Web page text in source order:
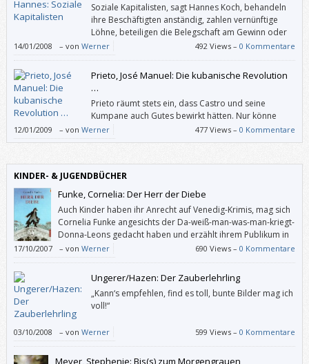
Soziale Kapitalisten, sagt Hannes Koch, behandeln
ihre Beschäftigten anständig, zahlen vernünftige
Löhne, beteiligen die Belegschaft am Gewinn oder
gehen sorgsam mit den natürlichen Ressourcen um.
Vor allem aber sind sie betriebswirtschaftlich erfolgreich, gerade weil
sie verantwortlich arbeiten – und nicht, obwohl sie höhere soziale und
ökologische Standards anwenden.
14/01/2008 – von Werner 492 Views –0 Kommentare
Prieto, José Manuel: Die kubanische Revolution
…
Prieto räumt stets ein, dass Castro und seine
Kumpane auch Gutes bewirkt hätten. Nur könne
dieses Gute keine Rechtfertigung des Schlechten
sein, meint Pieto, der nicht versteht, wieso es den Mythos Kuba und die
12/01/2009 – von Werner 477 Views –0 Kommentare
KINDER- & JUGENDBÜCHER
Funke, Cornelia: Der Herr der Diebe
Auch Kinder haben ihr Anrecht auf Venedig-Krimis, mag sich
Cornelia Funke angesichts der Da-weiß-man-was-man-kriegt-
Donna-Leons gedacht haben und erzählt ihrem Publikum in
“Der Herr der Diebe” eine anspruchsvolle Geschichte mit
vielen überraschenden Drehungen und Wendungen.
17/10/2007 – von Werner 690 Views –0 Kommentare
Ungerer/Hazen: Der Zauberlehrling
„Kann‘s empfehlen, find es toll, bunte Bilder mag ich
voll!“
03/10/2008 – von Werner 599 Views –0 Kommentare
Meyer, Stephenie: Bis(s) zum Morgengrauen